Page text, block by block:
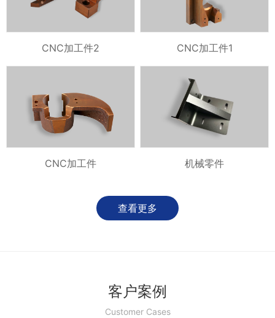
CNC加工件2 CNC加工件1
CNC加工件 机械零件
查看更多
客户案例
Customer Cases